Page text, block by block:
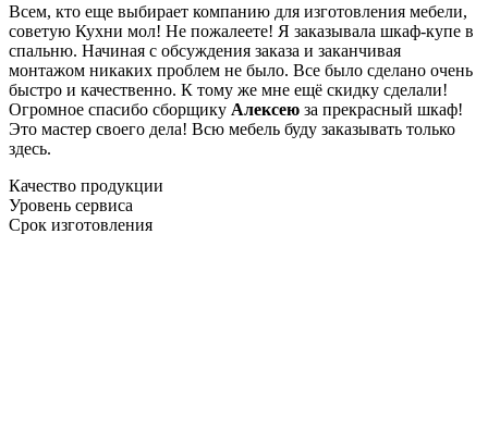
Всем, кто еще выбирает компанию для изготовления мебели,
советую Кухни мол! Не пожалеете! Я заказывала шкаф-купе в
спальню. Начиная с обсуждения заказа и заканчивая
монтажом никаких проблем не было. Все было сделано очень
быстро и качественно. К тому же мне ещё скидку сделали!
Огромное спасибо сборщику Алексею за прекрасный шкаф!
Это мастер своего дела! Всю мебель буду заказывать только
здесь.
Качество продукции
Уровень сервиса
Срок изготовления